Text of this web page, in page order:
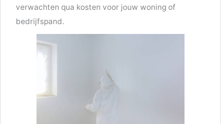
verwachten qua kosten voor jouw woning of
bedrijfspand.